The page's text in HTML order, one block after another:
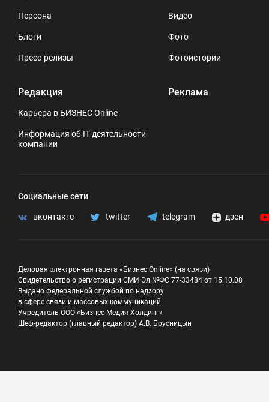
Персона
Блоги
Пресс-релизы
Редакция
Карьера в БИЗНЕС Online
Информация об IT деятельности
компании
Видео
Фото
Фотоистории
Реклама
Социальные сети
вконтакте twitter telegram дзен
Деловая электронная газета «Бизнес Online» (на связи)
Свидетельство о регистрации СМИ Эл №ФС 77-33484 от 15.10.08
Выдано федеральной службой по надзору
в сфере связи и массовых коммуникаций
Учредитель ООО «Бизнес Медия Холдинг»
Шеф-редактор (главный редактор) А.В. Брусницын